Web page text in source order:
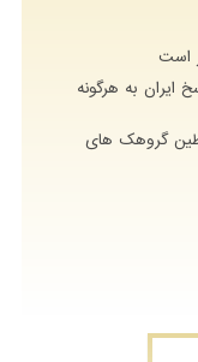
است
ایران به هرگونه
گروهک های